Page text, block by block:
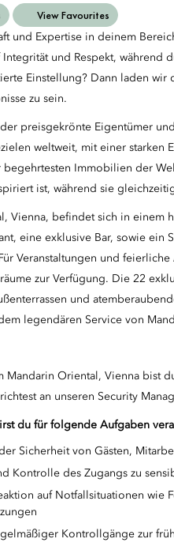
View Favourites
und Expertise in deinem
Integrität und Respekt, während
Einstellung? Dann laden
zu sein.
preisgekrönte Eigentümer
weltweit, mit einer
begehrtesten Immobilien der
ist, während sie
Vienna, befindet sich in einem
eine exklusive Bar, sowie
Veranstaltungen und
zur Verfügung. Die 22
und
legendären Service von
Mandarin Oriental, Vienna bist
an unseren Security
du für folgende Aufgaben
Sicherheit von Gästen,
Kontrolle des Zugangs zu
auf Notfallsituationen wie
Kontrollgänge zur